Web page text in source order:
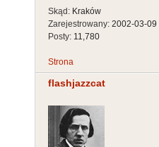
Skąd: Kraków
Zarejestrowany: 2002-03-09
Posty: 11,780
Strona
flashjazzcat